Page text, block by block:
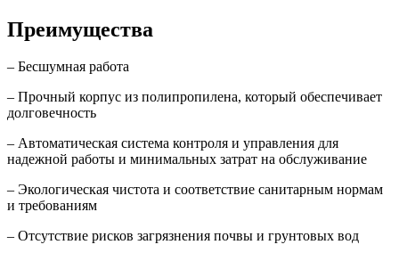
Преимущества
– Бесшумная работа
– Прочный корпус из полипропилена, который обеспечивает
долговечность
– Автоматическая система контроля и управления для
надежной работы и минимальных затрат на обслуживание
– Экологическая чистота и соответствие санитарным нормам
и требованиям
– Отсутствие рисков загрязнения почвы и грунтовых вод